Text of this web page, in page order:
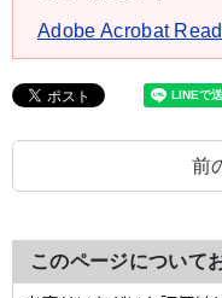
Adobe Acrobat
前
このページについて